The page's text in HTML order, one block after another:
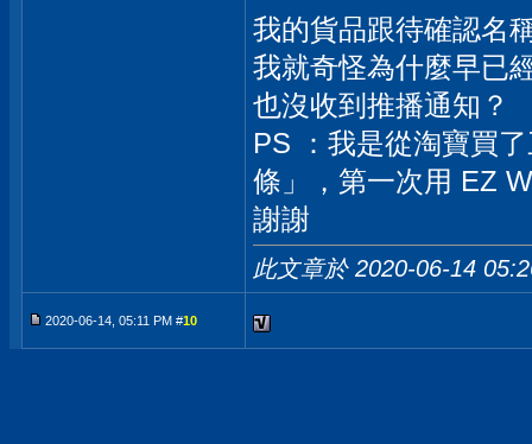
我的貨品跟待確認名
我就奇怪為什麼早已
也沒收到推播通知？
PS ：我是從淘寶買
條」，第一次用 EZ
謝謝
此文章於 2020-06-14
2020-06-14, 05:11 PM #10